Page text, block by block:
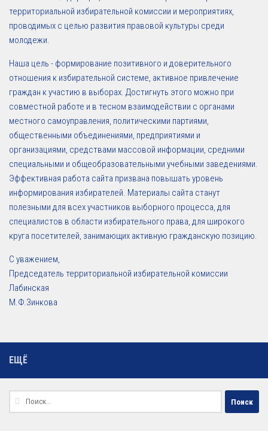
территориальной избирательной комиссии и мероприятиях,
проводимых с целью развития правовой культуры среди
молодежи.
Наша цель - формирование позитивного и доверительного
отношения к избирательной системе, активное привлечение
граждан к участию в выборах. Достигнуть этого можно при
совместной работе и в тесном взаимодействии с органами
местного самоуправления, политическими партиями,
общественными объединениями, предприятиями и
организациями, средствами массовой информации, средними
специальными и общеобразовательными учебными заведениями.
Эффективная работа сайта призвана повышать уровень
информирования избирателей. Материалы сайта станут
полезными для всех участников выборного процесса, для
специалистов в области избирательного права, для широкого
круга посетителей, занимающих активную гражданскую позицию.
С уважением,
Председатель территориальной избирательной комиссии
Лабинская
М.Ф.Зинкова
ЕЩЁ
Найти: